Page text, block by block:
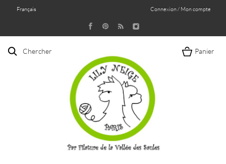
Français Connexion / Mon compte
Chercher Panier